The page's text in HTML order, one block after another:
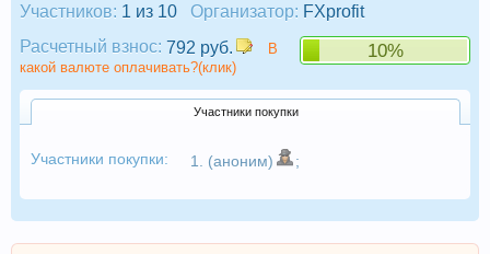
Участников: 1 из 10 Организатор: FXprofit
10%
Расчетный взнос: 792 руб.
В
какой валюте оплачивать?(клик)
Участники покупки
Участники покупки: 1. (аноним) ;